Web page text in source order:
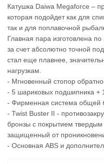
Катушка Daiwa Megaforce –
которая подойдет как для
так и для поплавочной
Главная пара изготовлена
за счет абсолютно точной
стал еще плавнее,
нагрузкам.
- Мгновенный стопор
- 5 шариковых подшипника +
- Фирменная система общей
- Twist Buster II -
бронзы с покрытием
защищенный от
- Основная ABS и